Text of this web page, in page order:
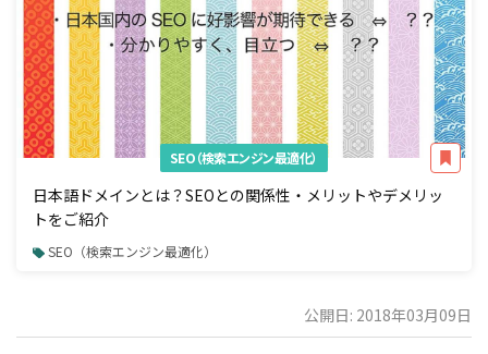
SEO（検索エンジン最適化）
日本語ドメインとは？SEOとの関係性・メリットやデメリッ
トをご紹介
SEO（検索エンジン最適化）
公開日: 2018年03月09日